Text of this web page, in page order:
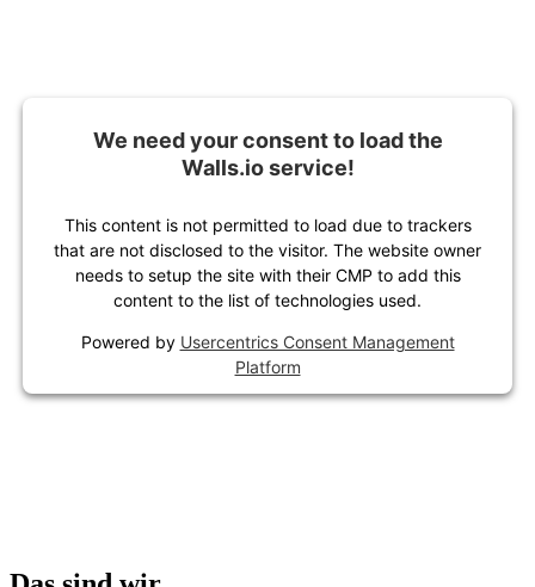
We need your consent to load the
Walls.io service!
This content is not permitted to load due to trackers
that are not disclosed to the visitor. The website owner
needs to setup the site with their CMP to add this
content to the list of technologies used.
Powered by Usercentrics Consent Management
Platform